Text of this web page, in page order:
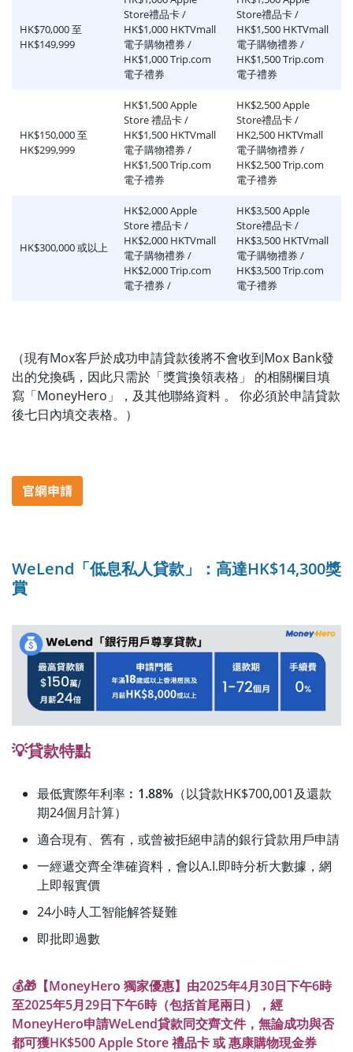
HK$70,000 至
HK$149,999
Store禮品卡 /
HK$1,000 HKTVmall
電子購物禮券 /
HK$1,000 Trip.com
電子禮券
Store禮品卡 /
HK$1,500 HKTVmall
電子購物禮券 /
HK$1,500 Trip.com
電子禮券
HK$150,000 至
HK$299,999
HK$1,500 Apple
Store 禮品卡 /
HK$1,500 HKTVmall
電子購物禮券 /
HK$1,500 Trip.com
電子禮券
HK$2,500 Apple
Store禮品卡 /
HK2,500 HKTVmall
電子購物禮券 /
HK$2,500 Trip.com
電子禮券
HK$300,000 或以上
HK$2,000 Apple
Store 禮品卡 /
HK$2,000 HKTVmall
電子購物禮券 /
HK$2,000 Trip.com
電子禮券 /
HK$3,500 Apple
Store禮品卡 /
HK$3,500 HKTVmall
電子購物禮券 /
HK$3,500 Trip.com
電子禮券
（現有Mox客戶於成功申請貸款後將不會收到Mox Bank發
出的兌換碼，因此只需於「獎賞換領表格」 的相關欄目填
寫「MoneyHero」，及其他聯絡資料 。 你必須於申請貸款
後七日內填交表格。）
WeLend「低息私人貸款」：高達HK$14,300獎
賞
💡貸款特點
最低實際年利率︰ 1.88% （以貸款HK$700,001及還款
期24個月計算）
適合現有、舊有，或曾被拒絕申請的銀行貸款用戶申請
一經遞交齊全準確資料，會以A.I.即時分析大數據，網
上即報實價
24小時人工智能解答疑難
即批即過數
💰🎁【MoneyHero 獨家優惠】由2025年4月30日下午6時
至2025年5月29日下午6時（包括首尾兩日），經
MoneyHero申請WeLend貸款同交齊文件，無論成功與否
都可獲HK$500 Apple Store 禮品卡 或 惠康購物現金券